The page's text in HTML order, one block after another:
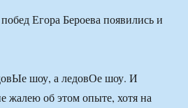
Егора Бероева появились и
шоу, а ледовОе шоу. И
жалею об этом опыте, хотя на